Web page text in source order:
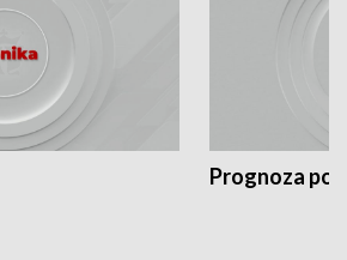
Prognoza